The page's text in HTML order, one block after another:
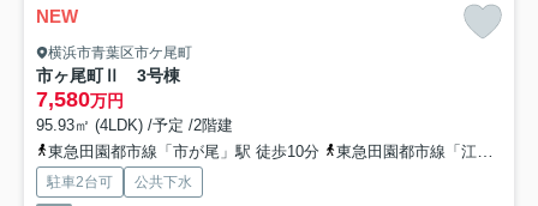
NEW
横浜市青葉区市ケ尾町
市ヶ尾町Ⅱ 3号棟
7,580万円
95.93㎡ (4LDK) /予定 /2階建
東急田園都市線「市が尾」駅 徒歩10分
東急田園都市線「江田」駅 徒歩23分
駐車2台可
公共下水